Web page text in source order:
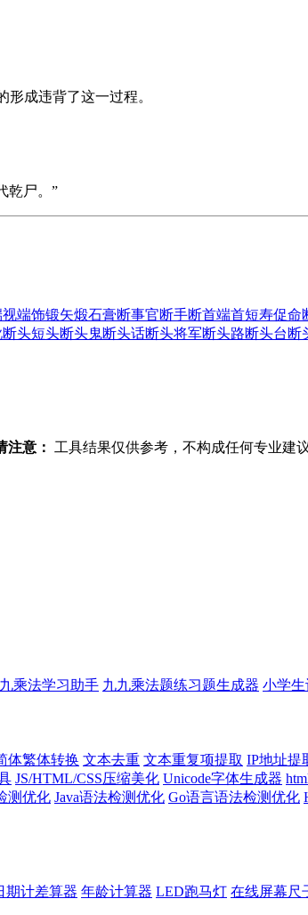
成违背了这一过程。
乾尸。”
视端饰锻矢煅石膏断事官断手断首端首短寿促命
断头短头断头鬼断头话断头将军断头路断头台 断
注意： 工具结果仅供参考，不构成任何专业建议
乘法学习助手 九九乘法题练习题生成器 小学
体繁体转换 文本去重 文本重复项提取 IP地址提
JS/HTML/CSS压缩美化 Unicode字体生成器
测优化 Java语法检测优化 Go语言语法检测优化
期计差算器 年龄计算器 LED跑马灯 在线屏幕尺